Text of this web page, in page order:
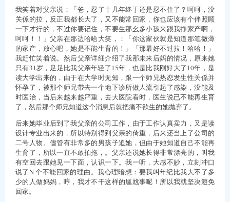
我笑着对父亲说：「爸，忍了十几年终于还是忍不住了？呵呵，没
关係的拉，反正我都长大了，又不能常回家，你也应该有个伴照顾
一下才行的，不过你要记住，不要生那幺多小孩来跟我挣家产啊，
呵呵！！」父亲在那边哈哈大笑，：「你这家伙就是知道那笔微薄
的家产，放心吧，她是不能生育的！」「那最好不过拉！哈哈！」
我赶忙笑着说。然后父亲详细介绍了我那未来后妈的情况，原来她
只有31岁，足足比我父亲年轻了15年，也是比我刚好大了10年，是
读大学出来的，由于在大学时无知，跟一个师兄热恋发生性关係并
怀孕了，被那个师兄带去一个地下诊所做人流引起了感染，没能及
时医治，当后来越来越严重，去大医院看时，医生说已不能再生育
了，然后那个师兄知道这个消息后就把痛不欲生的她抛弃了。
后来她毕业后到了我父亲的公司工作，由于工作认真卖力，又是读
设计专业出来的，所以特别得到父亲的倚重，后来还当上了公司的
二号人物。儘管有非常多的男孩子追她，但由于她知道自己不能再
生育了，所以一直不敢拍拖，。父亲还说她长得非常漂亮的，叫我
有空回去跟她见一下面，认识一下。我一听，大感不妙，立刻冲口
说了N 个不能回家的理由。我心理暗想：要我叫年纪比我大不了多
少的人做妈妈，哼，我才不干这样的尴尬事呢！所以我就坚决避免
回家。